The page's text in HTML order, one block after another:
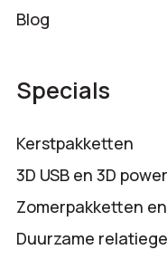
Blog
Specials
Kerstpakketten
3D USB en 3D
Zomerpakketten
Duurzame